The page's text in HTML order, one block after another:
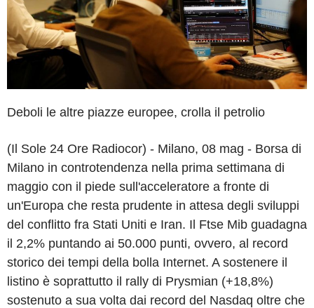
Deboli le altre piazze europee, crolla il petrolio
(Il Sole 24 Ore Radiocor) - Milano, 08 mag - Borsa di
Milano in controtendenza nella prima settimana di
maggio con il piede sull'acceleratore a fronte di
un'Europa che resta prudente in attesa degli sviluppi
del conflitto fra Stati Uniti e Iran. Il Ftse Mib guadagna
il 2,2% puntando ai 50.000 punti, ovvero, al record
storico dei tempi della bolla Internet. A sostenere il
listino è soprattutto il rally di Prysmian (+18,8%)
sostenuto a sua volta dai record del Nasdaq oltre che